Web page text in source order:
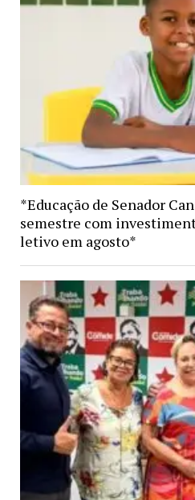
*Educação de Senador
semestre com
letivo em agosto*